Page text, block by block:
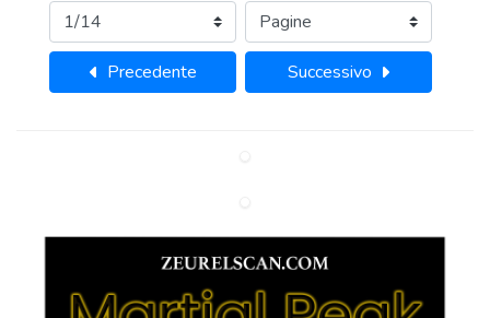
Precedente Successivo